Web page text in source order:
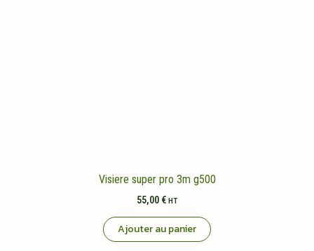
Visiere super pro 3m g500
55,00 € HT
Ajouter au panier